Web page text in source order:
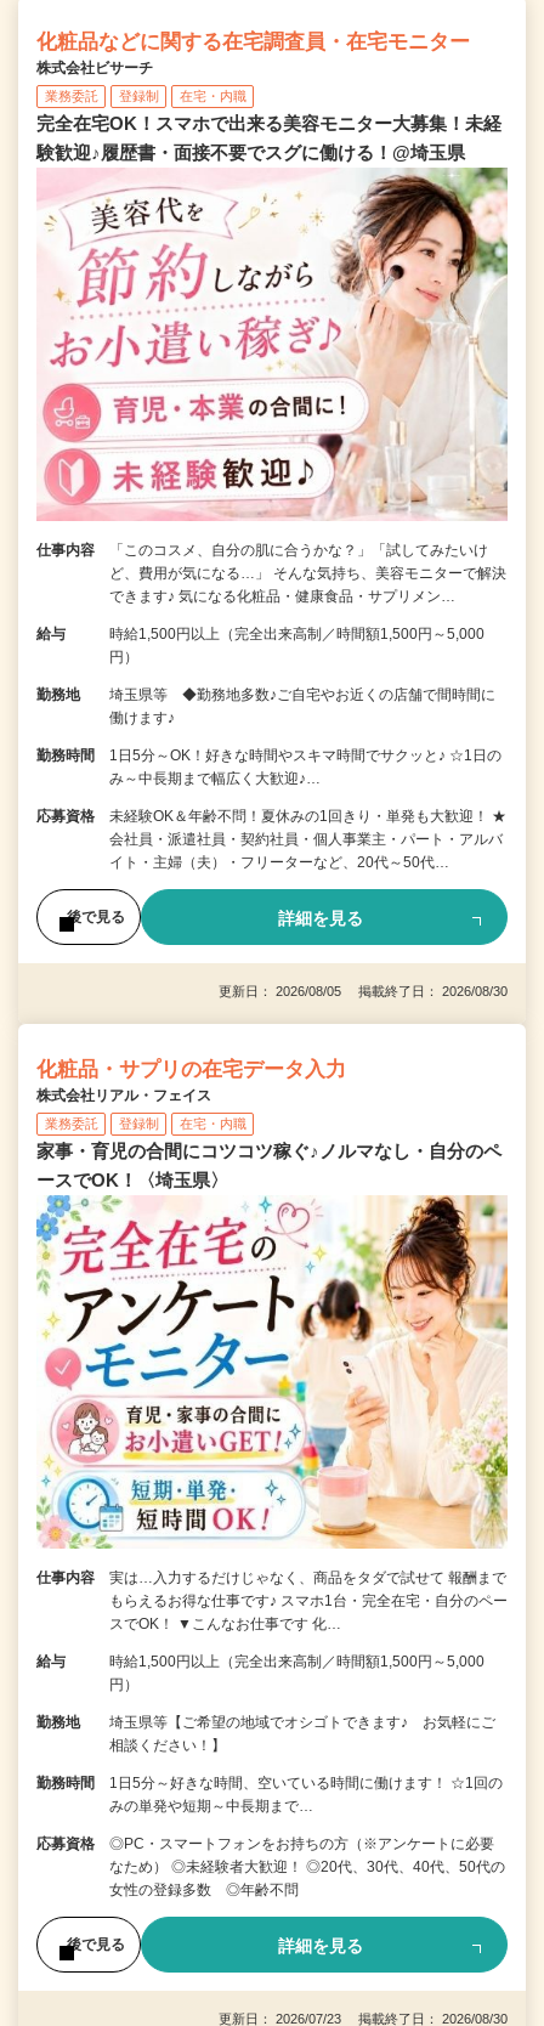
化粧品などに関する在宅調査員・在宅モニター
株式会社ビサーチ
業務委託 登録制 在宅・内職
完全在宅OK！スマホで出来る美容モニター大募集！未経
験歓迎♪履歴書・面接不要でスグに働ける！@埼玉県
仕事内容
「このコスメ、自分の肌に合うかな？」「試してみたいけ
ど、費用が気になる…」 そんな気持ち、美容モニターで解決
できます♪ 気になる化粧品・健康食品・サプリメン…
給与
時給1,500円以上（完全出来高制／時間額1,500円～5,000
円）
勤務地
埼玉県等 ◆勤務地多数♪ご自宅やお近くの店舗で間時間に
働けます♪
勤務時間
1日5分～OK！好きな時間やスキマ時間でサクッと♪ ☆1日の
み～中長期まで幅広く大歓迎♪…
応募資格
未経験OK＆年齢不問！夏休みの1回きり・単発も大歓迎！ ★
会社員・派遣社員・契約社員・個人事業主・パート・アルバ
イト・主婦（夫）・フリーターなど、20代～50代…
後で見る 詳細を見る
更新日： 2026/08/05 掲載終了日： 2026/08/30
化粧品・サプリの在宅データ入力
株式会社リアル・フェイス
業務委託 登録制 在宅・内職
家事・育児の合間にコツコツ稼ぐ♪ノルマなし・自分のペ
ースでOK！〈埼玉県〉
仕事内容
実は…入力するだけじゃなく、商品をタダで試せて 報酬まで
もらえるお得な仕事です♪ スマホ1台・完全在宅・自分のペー
スでOK！ ▼こんなお仕事です 化…
給与
時給1,500円以上（完全出来高制／時間額1,500円～5,000
円）
勤務地
埼玉県等【ご希望の地域でオシゴトできます♪ お気軽にご
相談ください！】
勤務時間
1日5分～好きな時間、空いている時間に働けます！ ☆1回の
みの単発や短期～中長期まで…
応募資格
◎PC・スマートフォンをお持ちの方（※アンケートに必要
なため） ◎未経験者大歓迎！ ◎20代、30代、40代、50代の
女性の登録多数 ◎年齢不問
後で見る 詳細を見る
更新日： 2026/07/23 掲載終了日： 2026/08/30